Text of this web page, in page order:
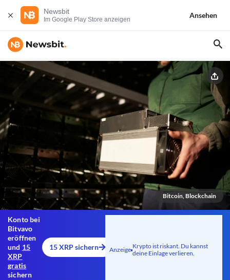
Newsbit
Im Google Play Store anzeigen
Ansehen
Bitcoin, Blockchain
Konto bei
Bitvavo
eröffnen
und 15
XRP
gratis
sichern
15 XRP sichern Anzeige Krypto ist riskant. Du kannst
deine Einlage verlieren.